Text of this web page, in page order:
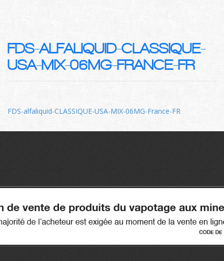
FDS-ALFALIQUID-CLASSIQUE-
USA-MIX-06MG-FRANCE-FR
FDS-alfaliquid-CLASSIQUE-USA-MIX-06MG-France-FR